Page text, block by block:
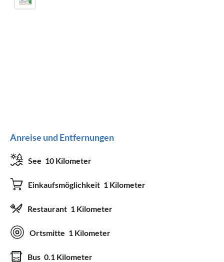
Anreise und Entfernungen
See 10 Kilometer
Einkaufsmöglichkeit 1 Kilometer
Restaurant 1 Kilometer
Ortsmitte 1 Kilometer
Bus 0.1 Kilometer